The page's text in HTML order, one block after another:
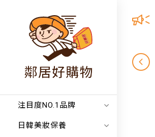
注目度NO.1品牌
日韓美妝保養